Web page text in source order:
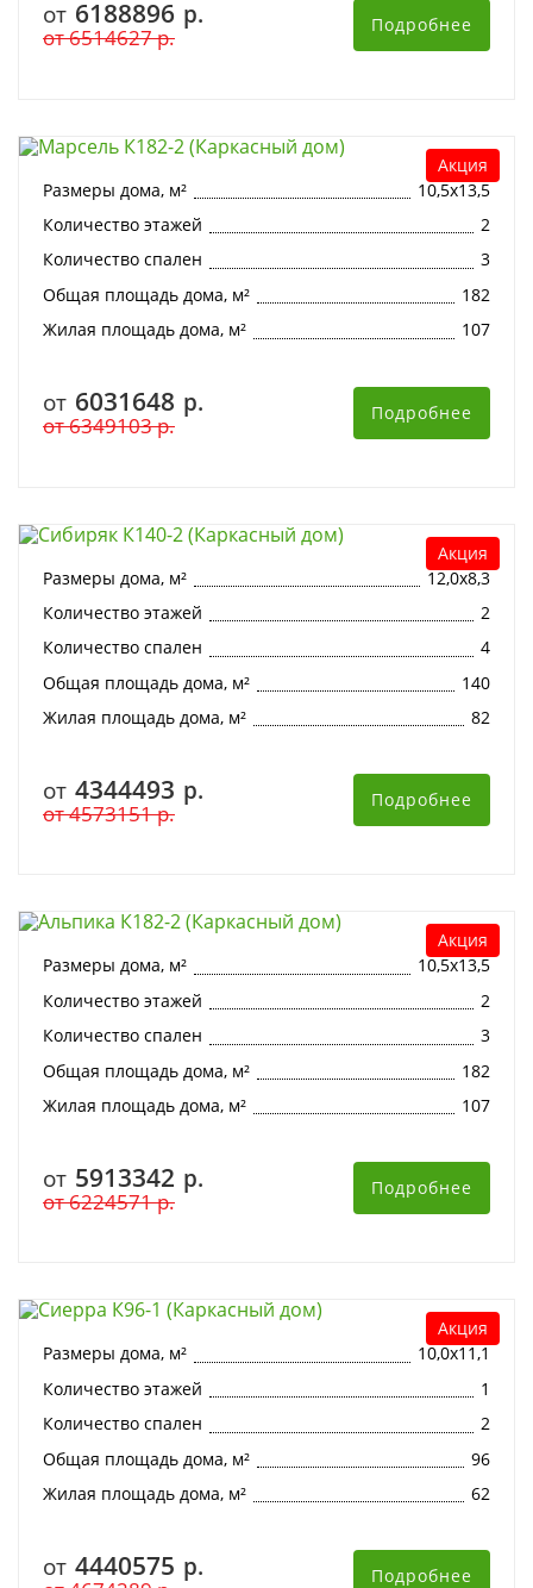
от 6188896 р.
от6514627р. Подробнее
Акция
Размеры дома, м²
10,5х13,5
Количество этажей
2
Количество спален
3
Общая площадь дома, м²
182
Жилая площадь дома, м²
107
от 6031648 р.
от6349103р. Подробнее
Акция
Размеры дома, м²
12,0х8,3
Количество этажей
2
Количество спален
4
Общая площадь дома, м²
140
Жилая площадь дома, м²
82
от 4344493 р.
от4573151р. Подробнее
Акция
Размеры дома, м²
10,5х13,5
Количество этажей
2
Количество спален
3
Общая площадь дома, м²
182
Жилая площадь дома, м²
107
от 5913342 р.
от6224571р. Подробнее
Акция
Размеры дома, м²
10,0х11,1
Количество этажей
1
Количество спален
2
Общая площадь дома, м²
96
Жилая площадь дома, м²
62
от 4440575 р. Подробнее